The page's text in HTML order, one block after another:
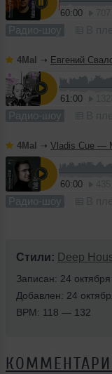
60:00
Радио-шоу
4Mal ➝ Евгений Свалов (4Mal),
61:00
Радио-шоу
4Mal ➝ Vladis Cue — Микшер Русской
60:00
Радио-шоу
Стили: Deep
Записан: 24
Добавлен: 24
BPM: 118 — 132